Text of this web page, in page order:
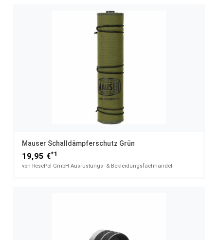
Mauser Schalldämpferschutz Grün
19,95 €*1
von RescPol GmbH Ausrüstungs- & Bekleidungsfachhandel